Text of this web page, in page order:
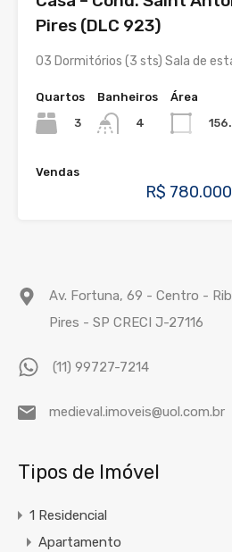
Pires (DLC 923)
03 Dormitórios (3 sts) Sala de
Quartos
3
Banheiros
4
Área
Vendas
R$
Av. Fortuna, 69 - Centro -
Pires - SP CRECI J-27116
(11) 99727-7214
medieval.imoveis@uol.com.br
Tipos de Imóvel
1 Residencial
Apartamento